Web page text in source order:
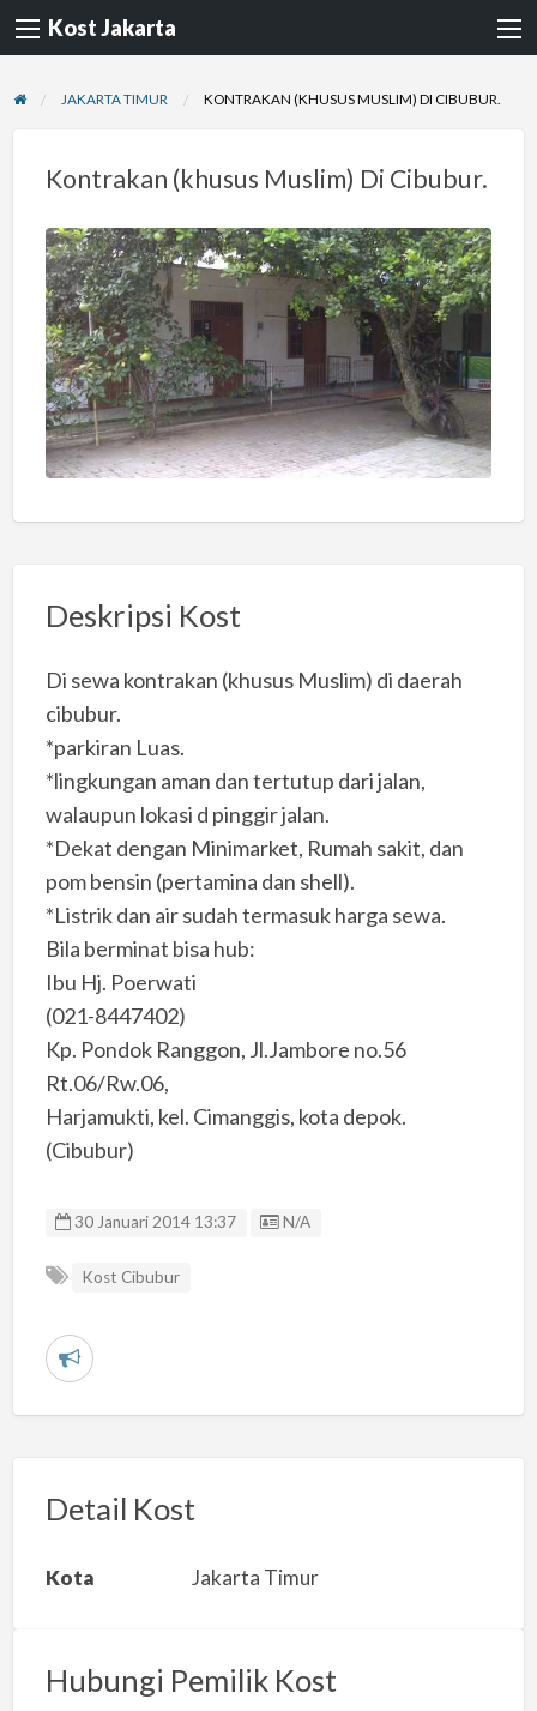
Kost Jakarta
JAKARTA TIMUR KONTRAKAN (KHUSUS MUSLIM) DI CIBUBUR.
Kontrakan (khusus Muslim) Di Cibubur.
Deskripsi Kost
Di sewa kontrakan (khusus Muslim) di daerah
cibubur.
*parkiran Luas.
*lingkungan aman dan tertutup dari jalan,
walaupun lokasi d pinggir jalan.
*Dekat dengan Minimarket, Rumah sakit, dan
pom bensin (pertamina dan shell).
*Listrik dan air sudah termasuk harga sewa.
Bila berminat bisa hub:
Ibu Hj. Poerwati
(021-8447402)
Kp. Pondok Ranggon, Jl.Jambore no.56
Rt.06/Rw.06,
Harjamukti, kel. Cimanggis, kota depok.
(Cibubur)
30 Januari 2014 13:37 Listing ID
N/A
Kost Cibubur
L
r
a
s
Detail Kost
Kota Jakarta Timur
Hubungi Pemilik Kost